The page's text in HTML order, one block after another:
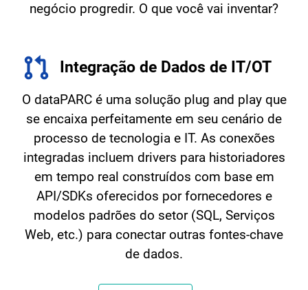
negócio progredir. O que você vai inventar?
Integração de Dados de IT/OT
O dataPARC é uma solução plug and play que
se encaixa perfeitamente em seu cenário de
processo de tecnologia e IT. As conexões
integradas incluem drivers para historiadores
em tempo real construídos com base em
API/SDKs oferecidos por fornecedores e
modelos padrões do setor (SQL, Serviços
Web, etc.) para conectar outras fontes-chave
de dados.